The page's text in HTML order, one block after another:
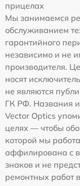
прицелах
Мы занимаемся
обслуживанием
гарантийного
независимо и не
производителя.
носят
не являются
ГК РФ. Названия
Vector Optics
целях — чтобы
которой мы
аффилирована с
знаков и не
ремонтных работ